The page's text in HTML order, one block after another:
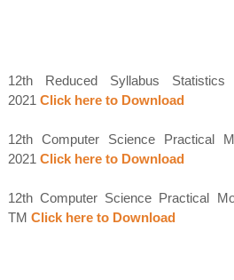
12th Reduced Syllabus
2021 Click here to Download
12th Computer Science Practical
2021 Click here to Download
12th Computer Science Practical
TM Click here to Download